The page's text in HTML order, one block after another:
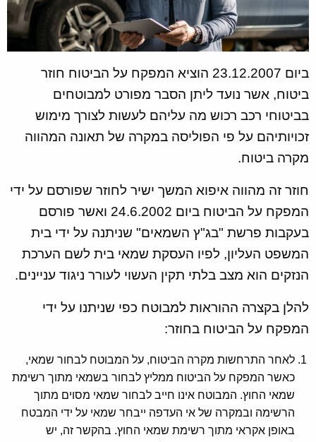
ביום 23.12.2007 הוציא המפקח על הביטוח חוזר
ביטוח, אשר נועד ליתן הסבר מפורט למבוטחים
בביטוחי רכב רכוש מה עליהם לעשות לצורך מימוש
זכויותיהם על פי הפוליסה במקרה של תאונה המהווה
מקרה ביטוח.
חוזר זה מהווה איפוא המשך ישיר לחוזר שפורסם על ידי
המפקח על הביטוח ביום 24.6.2002 ואשר פורסם
בעקבות פרשת "בג"ץ השמאים" שניתנה על ידי בית
המשפט העליון, לפיו העסקת שמאי בית לשם הערכת
הנזקים הוא מצב בלתי תקין העשוי לעורר ניגוד עניינים.
להלן בקצרה ההוראות למבוטח כפי שניתנו על ידי
המפקח על הביטוח בחוזר:
לאחר התרחשות מקרה הביטוח, על המבוטח לבחור שמאי,
כאשר המפקח על הביטוח ממליץ לבחור בשמאי מתוך רשימת
שמאי החוץ. המבוטח אינו חייב לבחור שמאי מסוים מתוך
הרשימה ובמקרה של אי העדפה ייבחר שמאי על ידי המבטח
באופן אקראי מתוך רשימת שמאי החוץ. בהקשר זה, יש